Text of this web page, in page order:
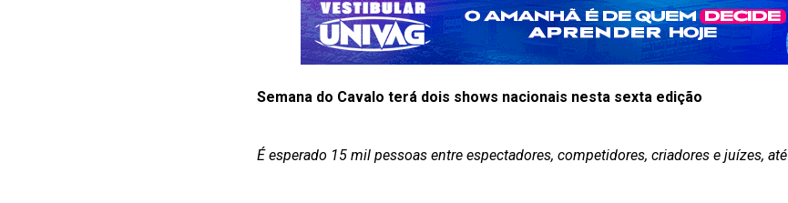
Semana do Cavalo terá dois shows nacionais nesta sexta edição
É esperado 15 mil pessoas entre espectadores, competidores, criadores e juízes, até